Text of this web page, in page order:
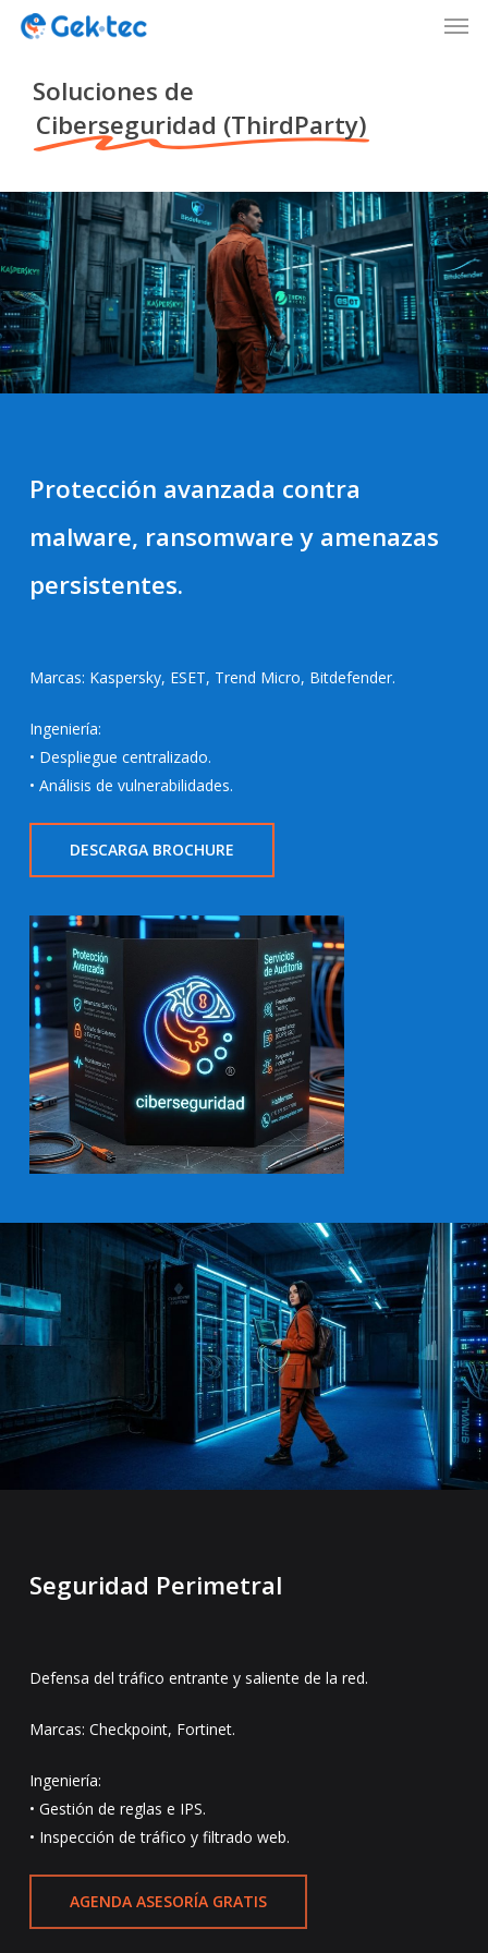
Skip
contentSoluciones de
Ciberseguridad (ThirdParty)
Protección avanzada contra
malware, ransomware y amenazas
persistentes.
Marcas: Kaspersky, ESET, Trend Micro, Bitdefender.
Ingeniería:
• Despliegue centralizado.
• Análisis de vulnerabilidades.
DESCARGA BROCHURE
Seguridad Perimetral
Defensa del tráfico entrante y saliente de la red.
Marcas: Checkpoint, Fortinet.
Ingeniería:
• Gestión de reglas e IPS.
• Inspección de tráfico y filtrado web.
AGENDA ASESORÍA GRATIS